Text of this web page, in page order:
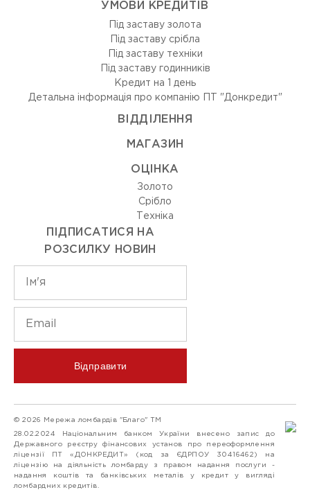
УМОВИ КРЕДИТІВ
Під заставу золота
Під заставу срібла
Під заставу техніки
Під заставу годинників
Кредит на 1 день
Детальна інформація про компанію ПТ "Донкредит"
ВIДДIЛЕННЯ
МАГАЗИН
ОЦIНКА
Золото
Срiбло
Технiка
ПІДПИСАТИСЯ НА
РОЗСИЛКУ НОВИН
Відправити
© 2026 Мережа ломбардів "Благо" ТМ
28.02.2024 Національним банком України внесено запис до
Державного реєстру фінансових установ про переоформлення
ліцензії ПТ «ДОНКРЕДИТ» (код за ЄДРПОУ 30416462) на
ліцензію на діяльність ломбарду з правом надання послуги -
надання коштів та банківських металів у кредит у вигляді
ломбардних кредитів.